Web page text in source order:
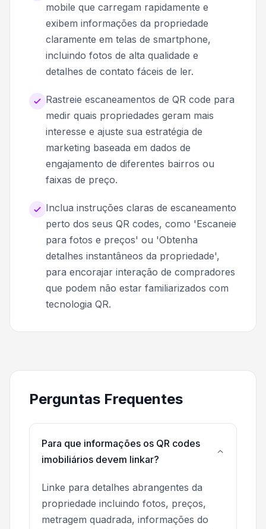
mobile que carregam rapidamente e
exibem informações da propriedade
claramente em telas de smartphone,
incluindo fotos de alta qualidade e
detalhes de contato fáceis de ler.
Rastreie escaneamentos de QR code para
medir quais propriedades geram mais
interesse e ajuste sua estratégia de
marketing baseada em dados de
engajamento de diferentes bairros ou
faixas de preço.
Inclua instruções claras de escaneamento
perto dos seus QR codes, como 'Escaneie
para fotos e preços' ou 'Obtenha
detalhes instantâneos da propriedade',
para encorajar interação de compradores
que podem não estar familiarizados com
tecnologia QR.
Perguntas Frequentes
Para que informações os QR codes
imobiliários devem linkar?
Linke para detalhes abrangentes da
propriedade incluindo fotos, preços,
metragem quadrada, informações do